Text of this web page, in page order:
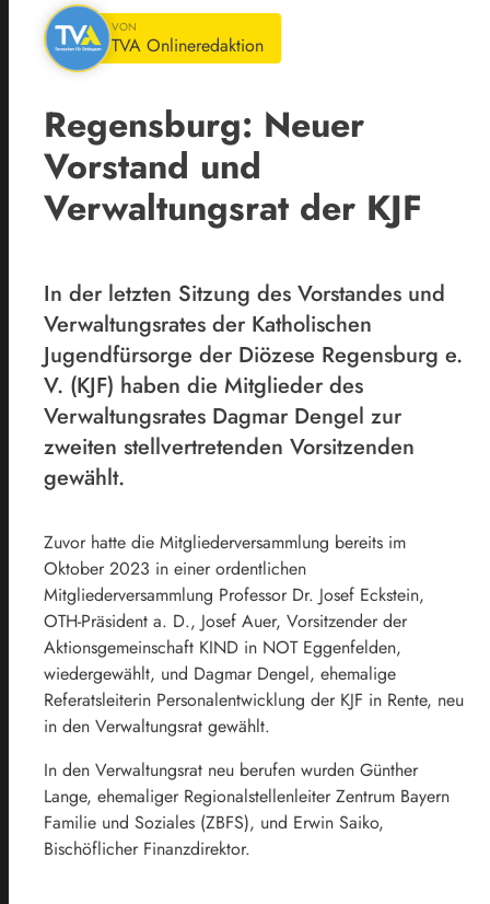
VON
TVA Onlineredaktion
Regensburg: Neuer
Vorstand und
Verwaltungsrat der KJF
In der letzten Sitzung des Vorstandes und
Verwaltungsrates der Katholischen
Jugendfürsorge der Diözese Regensburg e.
V. (KJF) haben die Mitglieder des
Verwaltungsrates Dagmar Dengel zur
zweiten stellvertretenden Vorsitzenden
gewählt.
Zuvor hatte die Mitgliederversammlung bereits im
Oktober 2023 in einer ordentlichen
Mitgliederversammlung Professor Dr. Josef Eckstein,
OTH-Präsident a. D., Josef Auer, Vorsitzender der
Aktionsgemeinschaft KIND in NOT Eggenfelden,
wiedergewählt, und Dagmar Dengel, ehemalige
Referatsleiterin Personalentwicklung der KJF in Rente, neu
in den Verwaltungsrat gewählt.
In den Verwaltungsrat neu berufen wurden Günther
Lange, ehemaliger Regionalstellenleiter Zentrum Bayern
Familie und Soziales (ZBFS), und Erwin Saiko,
Bischöflicher Finanzdirektor.